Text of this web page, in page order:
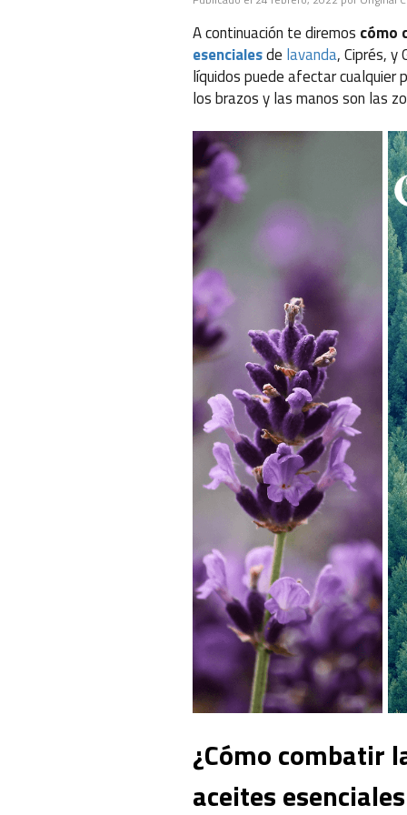
A continuación te diremos cómo
esencialesde lavanda, Ciprés, y
líquidos puede afectar cualquier
los brazos y las manos son las
¿Cómo combatir
aceites